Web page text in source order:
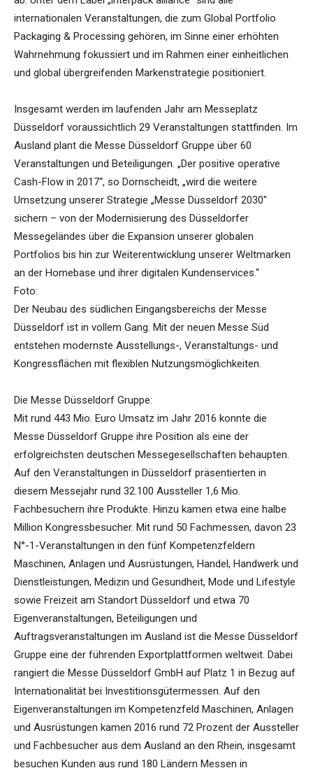
internationalen Veranstaltungen, die zum Global Portfolio
Packaging & Processing gehören, im Sinne einer erhöhten
Wahrnehmung fokussiert und im Rahmen einer einheitlichen
und global übergreifenden Markenstrategie positioniert.
Insgesamt werden im laufenden Jahr am Messeplatz
Düsseldorf voraussichtlich 29 Veranstaltungen stattfinden. Im
Ausland plant die Messe Düsseldorf Gruppe über 60
Veranstaltungen und Beteiligungen. „Der positive operative
Cash-Flow in 2017“, so Dornscheidt, „wird die weitere
Umsetzung unserer Strategie „Messe Düsseldorf 2030″
sichern – von der Modernisierung des Düsseldorfer
Messegeländes über die Expansion unserer globalen
Portfolios bis hin zur Weiterentwicklung unserer Weltmarken
an der Homebase und ihrer digitalen Kundenservices.“
Foto:
Der Neubau des südlichen Eingangsbereichs der Messe
Düsseldorf ist in vollem Gang. Mit der neuen Messe Süd
entstehen modernste Ausstellungs-, Veranstaltungs- und
Kongressflächen mit flexiblen Nutzungsmöglichkeiten.
Die Messe Düsseldorf Gruppe:
Mit rund 443 Mio. Euro Umsatz im Jahr 2016 konnte die
Messe Düsseldorf Gruppe ihre Position als eine der
erfolgreichsten deutschen Messegesellschaften behaupten.
Auf den Veranstaltungen in Düsseldorf präsentierten in
diesem Messejahr rund 32.100 Aussteller 1,6 Mio.
Fachbesuchern ihre Produkte. Hinzu kamen etwa eine halbe
Million Kongressbesucher. Mit rund 50 Fachmessen, davon 23
N°-1-Veranstaltungen in den fünf Kompetenzfeldern
Maschinen, Anlagen und Ausrüstungen, Handel, Handwerk und
Dienstleistungen, Medizin und Gesundheit, Mode und Lifestyle
sowie Freizeit am Standort Düsseldorf und etwa 70
Eigenveranstaltungen, Beteiligungen und
Auftragsveranstaltungen im Ausland ist die Messe Düsseldorf
Gruppe eine der führenden Exportplattformen weltweit. Dabei
rangiert die Messe Düsseldorf GmbH auf Platz 1 in Bezug auf
Internationalität bei Investitionsgütermessen. Auf den
Eigenveranstaltungen im Kompetenzfeld Maschinen, Anlagen
und Ausrüstungen kamen 2016 rund 72 Prozent der Aussteller
und Fachbesucher aus dem Ausland an den Rhein, insgesamt
besuchen Kunden aus rund 180 Ländern Messen in